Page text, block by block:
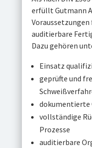
erfüllt Gutmann
auditierbare
Dazu gehören
Einsatz
geprüfte und
dokumentierte
vollständige
Prozesse
auditierbare